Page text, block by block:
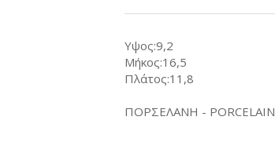
Υψος:9,2
Μήκος:16,5
Πλάτος:11,8
ΠΟΡΣΕΛΑΝΗ - PORCELAIN